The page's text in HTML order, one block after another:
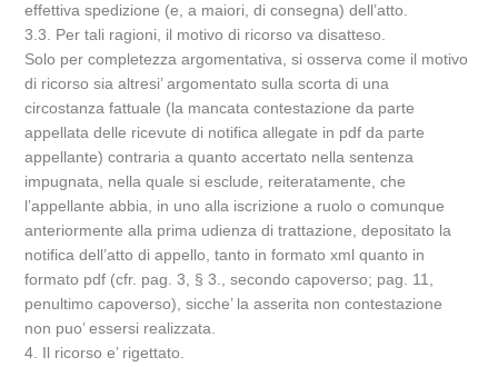
effettiva spedizione (e, a maiori, di consegna) dell’atto.
3.3. Per tali ragioni, il motivo di ricorso va disatteso.
Solo per completezza argomentativa, si osserva come il motivo
di ricorso sia altresi’ argomentato sulla scorta di una
circostanza fattuale (la mancata contestazione da parte
appellata delle ricevute di notifica allegate in pdf da parte
appellante) contraria a quanto accertato nella sentenza
impugnata, nella quale si esclude, reiteratamente, che
l’appellante abbia, in uno alla iscrizione a ruolo o comunque
anteriormente alla prima udienza di trattazione, depositato la
notifica dell’atto di appello, tanto in formato xml quanto in
formato pdf (cfr. pag. 3, § 3., secondo capoverso; pag. 11,
penultimo capoverso), sicche’ la asserita non contestazione
non puo’ essersi realizzata.
4. Il ricorso e’ rigettato.